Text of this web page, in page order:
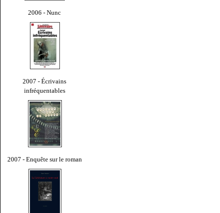
2006 - Nunc
2007 - Écrivains
infréquentables
2007 - Enquête sur le roman